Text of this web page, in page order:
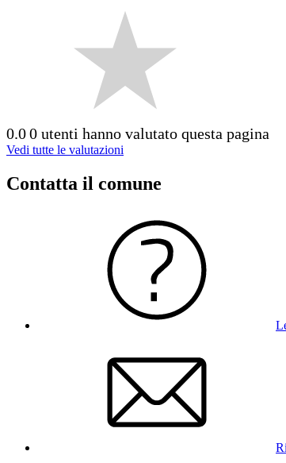
0.00 utenti hanno valutato questa pagina
Vedi tutte le valutazioni
Contatta il comune